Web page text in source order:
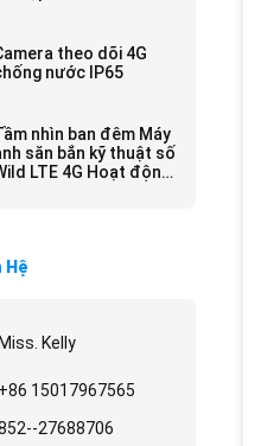
theo dõi 4G
nước IP65
nhìn ban đêm Máy
săn bắn kỹ thuật số
LTE 4G Hoạt động
Hệ
Miss. Kelly
+86 15017967565
27688706